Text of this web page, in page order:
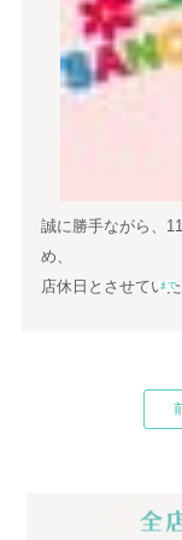
誠に勝手ながら、
め、
店休日とさせていた
まで